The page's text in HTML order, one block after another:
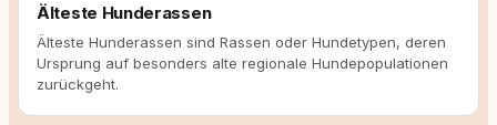
Älteste Hunderassen
Älteste Hunderassen sind Rassen oder Hundetypen, deren
Ursprung auf besonders alte regionale Hundepopulationen
zurückgeht.